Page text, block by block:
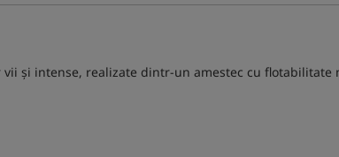
și intense, realizate dintr-un amestec cu